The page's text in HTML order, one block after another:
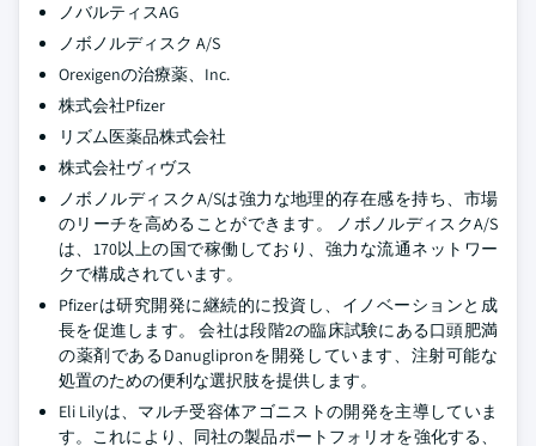
ノバルティスAG
ノボノルディスク A/S
Orexigenの治療薬、Inc.
株式会社Pfizer
リズム医薬品株式会社
株式会社ヴィヴス
ノボノルディスクA/Sは強力な地理的存在感を持ち、市場
のリーチを高めることができます。 ノボノルディスクA/S
は、170以上の国で稼働しており、強力な流通ネットワー
クで構成されています。
Pfizerは研究開発に継続的に投資し、イノベーションと成
長を促進します。 会社は段階2の臨床試験にある口頭肥満
の薬剤であるDanuglipronを開発しています、注射可能な
処置のための便利な選択肢を提供します。
Eli Lilyは、マルチ受容体アゴニストの開発を主導していま
す。これにより、同社の製品ポートフォリオを強化する、